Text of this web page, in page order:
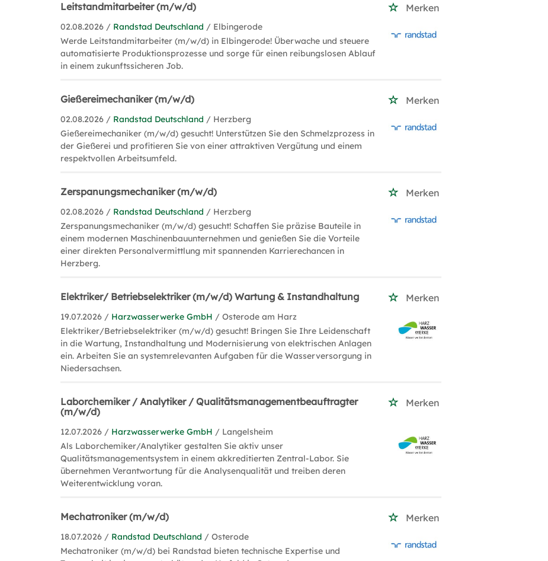
Leitstandmitarbeiter (m/w/d) Merken
02.08.2026 / Randstad Deutschland / Elbingerode
Werde Leitstandmitarbeiter (m/w/d) in Elbingerode! Überwache und steuere
automatisierte Produktionsprozesse und sorge für einen reibungslosen Ablauf
in einem zukunftssicheren Job.
Gießereimechaniker (m/w/d) Merken
02.08.2026 / Randstad Deutschland / Herzberg
Gießereimechaniker (m/w/d) gesucht! Unterstützen Sie den Schmelzprozess in
der Gießerei und profitieren Sie von einer attraktiven Vergütung und einem
respektvollen Arbeitsumfeld.
Zerspanungsmechaniker (m/w/d) Merken
02.08.2026 / Randstad Deutschland / Herzberg
Zerspanungsmechaniker (m/w/d) gesucht! Schaffen Sie präzise Bauteile in
einem modernen Maschinenbauunternehmen und genießen Sie die Vorteile
einer direkten Personalvermittlung mit spannenden Karrierechancen in
Herzberg.
Elektriker/ Betriebselektriker (m/w/d) Wartung & Instandhaltung Merken
19.07.2026 / Harzwasserwerke GmbH / Osterode am Harz
Elektriker/Betriebselektriker (m/w/d) gesucht! Bringen Sie Ihre Leidenschaft
in die Wartung, Instandhaltung und Modernisierung von elektrischen Anlagen
ein. Arbeiten Sie an systemrelevanten Aufgaben für die Wasserversorgung in
Niedersachsen.
Laborchemiker / Analytiker / Qualitätsmanagementbeauftragter
(m/w/d)
Merken
12.07.2026 / Harzwasserwerke GmbH / Langelsheim
Als Laborchemiker/Analytiker gestalten Sie aktiv unser
Qualitätsmanagementsystem in einem akkreditierten Zentral-Labor. Sie
übernehmen Verantwortung für die Analysenqualität und treiben deren
Weiterentwicklung voran.
Mechatroniker (m/w/d) Merken
18.07.2026 / Randstad Deutschland / Osterode
Mechatroniker (m/w/d) bei Randstad bieten technische Expertise und